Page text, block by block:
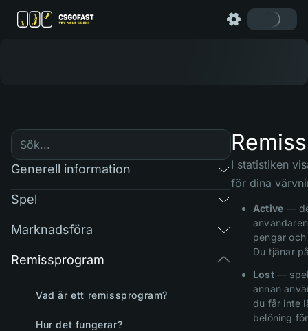
Generell information
Spel
Marknadsföra
Remissprogram
Vad är ett remissprogram?
Hur det fungerar?
I statistiken
för dina
Active —
pengar
Du tjänar
Lost—
annan
du får inte
belöning